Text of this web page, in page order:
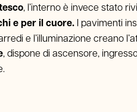
, l’interno è invece stato
e per il cuore. I pavimenti
e l’illuminazione creano
, dispone di ascensore,